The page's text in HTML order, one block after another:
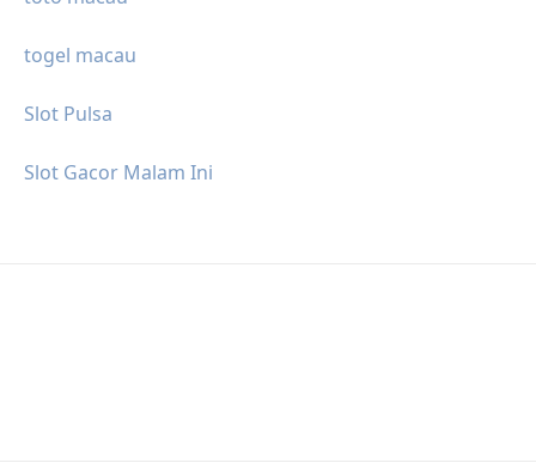
togel macau
Slot Pulsa
Slot Gacor Malam Ini